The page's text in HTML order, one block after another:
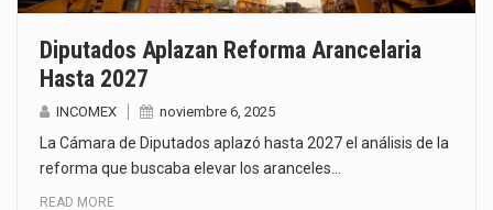
Diputados Aplazan Reforma Arancelaria
Hasta 2027
INCOMEX noviembre 6, 2025
La Cámara de Diputados aplazó hasta 2027 el análisis de la
reforma que buscaba elevar los aranceles…
READ MORE